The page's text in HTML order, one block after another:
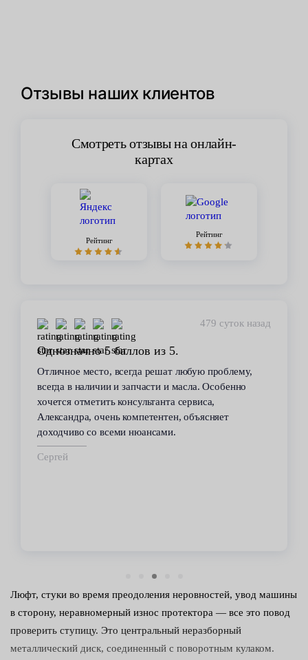
Отзывы наших клиентов
Смотреть отзывы на онлайн-
картах
Рейтинг
Рейтинг
450 суток назад
Стабильное качество
В течение 6 лет пользуюсь услугами данного
сервиса. Высокий профессионализм персонала
всегда помогал решить возникающие с
автомобилем проблемы. Все работы по
техобслуживанию проводились качественно и в
срок.
Люфт, стуки во время преодоления неровностей, увод машины
в сторону, неравномерный износ протектора — все это повод
проверить ступицу. Это центральный неразборный
металлический диск, соединенный с поворотным кулаком.